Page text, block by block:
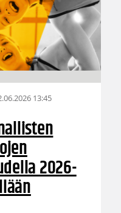
13:45
2026-